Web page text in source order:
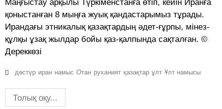
Маңғыстау арқылы Түркіменстанға өтіп, кейін Иранға
қоныстанған 8 мыңға жуық қандастарымыз тұрады.
Ирандағы этникалық қазақтардың әдет-ғұрпы, мінез-
құлқы ұзақ жылдар бойы қаз-қалпында сақталған. ©
Дереккөзі
дәстүр иран намыс Отан руханият қазақтар ұлт Ұлт намысы
Толық оқу...